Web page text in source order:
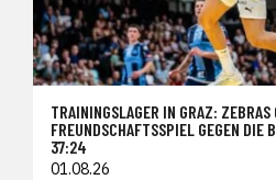
TRAININGSLAGER IN GRAZ: ZEBRAS
FREUNDSCHAFTSSPIEL GEGEN DIE
37:24
01.08.26